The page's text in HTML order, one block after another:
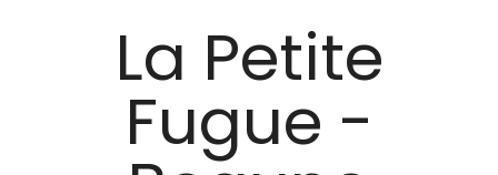
La Petite
Fugue -